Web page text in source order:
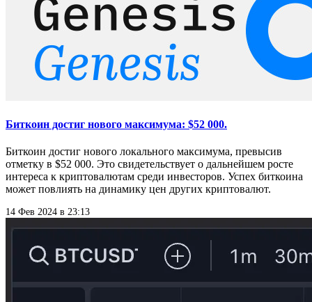
Биткоин достиг нового максимума: $52 000.
Биткоин достиг нового локального максимума, превысив
отметку в $52 000. Это свидетельствует о дальнейшем росте
интереса к криптовалютам среди инвесторов. Успех биткоина
может повлиять на динамику цен других криптовалют.
14 Фев 2024 в 23:13